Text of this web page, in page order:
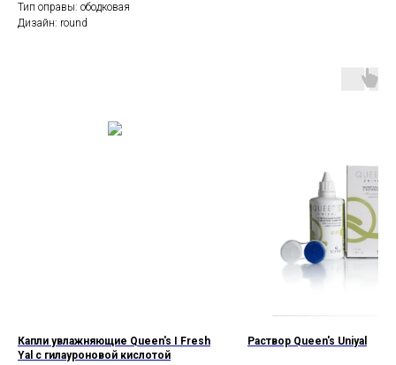
Тип оправы: ободковая
Дизайн: round
Капли увлажняющие Queen's I Fresh
Yal с гилауроновой кислотой
Раствор Queen's Uniyal